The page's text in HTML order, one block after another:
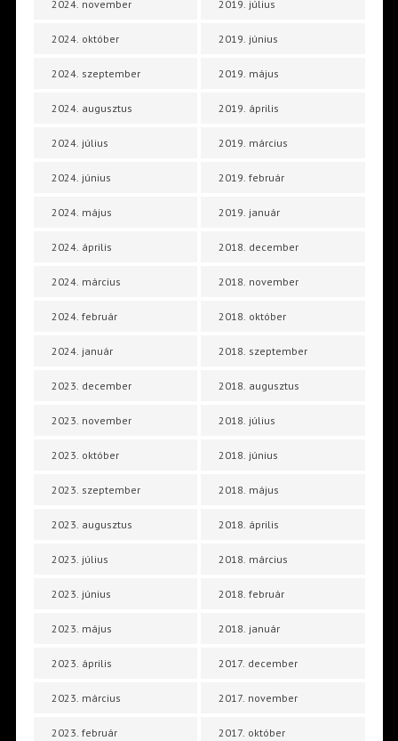
2024. november
2024. október
2024. szeptember
2024. augusztus
2024. július
2024. június
2024. május
2024. április
2024. március
2024. február
2024. január
2023. december
2023. november
2023. október
2023. szeptember
2023. augusztus
2023. július
2023. június
2023. május
2023. április
2023. március
2023. február
2019. július
2019. június
2019. május
2019. április
2019. március
2019. február
2019. január
2018. december
2018. november
2018. október
2018. szeptember
2018. augusztus
2018. július
2018. június
2018. május
2018. április
2018. március
2018. február
2018. január
2017. december
2017. november
2017. október